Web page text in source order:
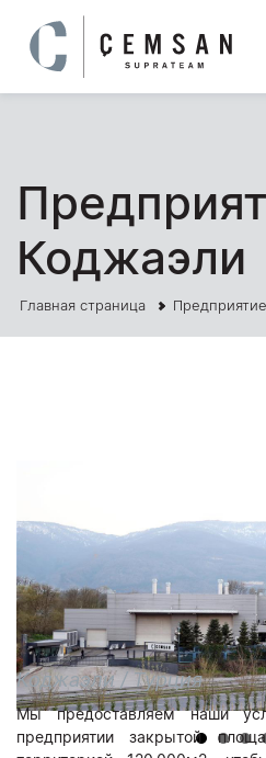
Коджаэли
Главная страница
Коджаэли / Турция
Мы предоставляем наши
предприятии закрытой